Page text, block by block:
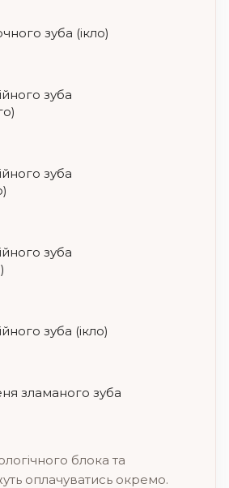
зуба (ікло)
зуба
зуба
зуба
зуба (ікло)
зламаного зуба
блока та
оплачуватись окремо.